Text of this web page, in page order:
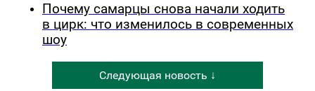
Почему самарцы снова начали ходить
в цирк: что изменилось в современных
шоу
Следующая новость ↓